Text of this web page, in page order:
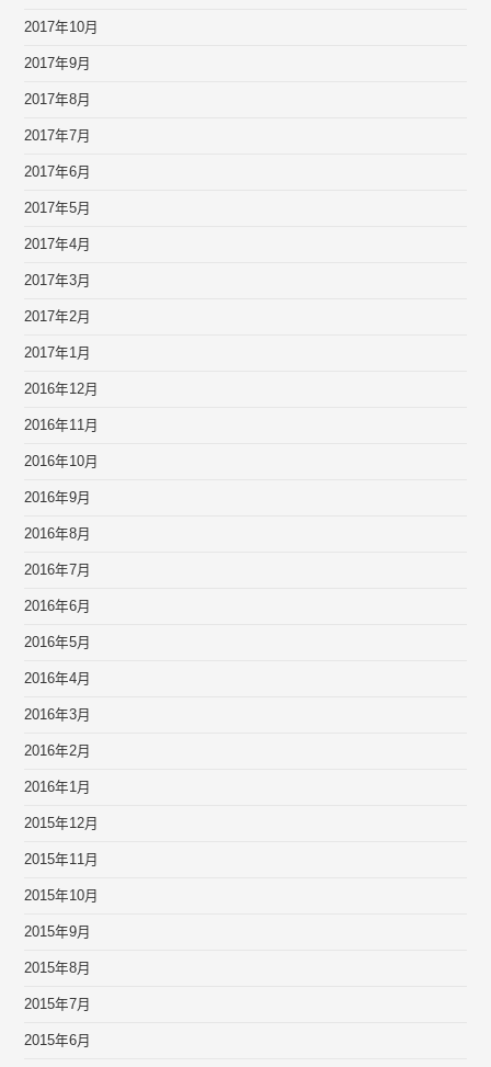
2017年10月
2017年9月
2017年8月
2017年7月
2017年6月
2017年5月
2017年4月
2017年3月
2017年2月
2017年1月
2016年12月
2016年11月
2016年10月
2016年9月
2016年8月
2016年7月
2016年6月
2016年5月
2016年4月
2016年3月
2016年2月
2016年1月
2015年12月
2015年11月
2015年10月
2015年9月
2015年8月
2015年7月
2015年6月